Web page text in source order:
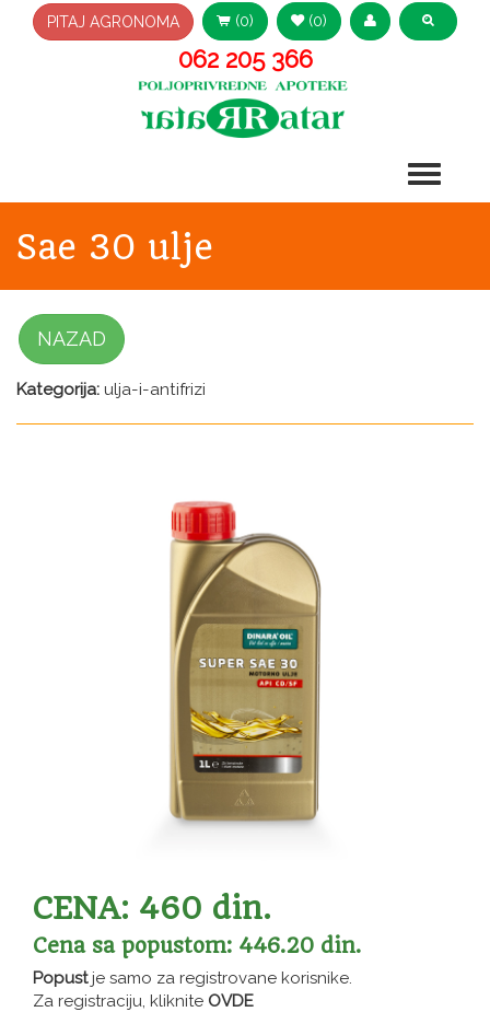
PITAJ AGRONOMA (0) (0)
062 205 366
Sae 30 ulje
NAZAD
Kategorija: ulja-i-antifrizi
CENA: 460 din.
Cena sa popustom: 446.20 din.
Popust je samo za registrovane korisnike.
Za registraciju, kliknite OVDE